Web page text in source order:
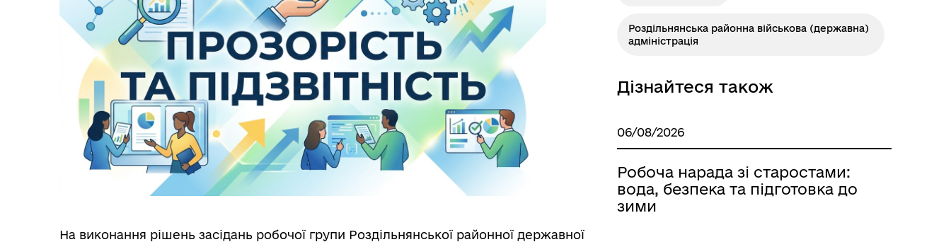
Трансляції Гендерна рівність
Книга пам'яті полеглих за
Україну
На виконання рішень засідань робочої групи Роздільнянської районної державної
Роздільнянська районна військова (державна)
адміністрація
Дізнайтеся також
06/08/2026
Робоча нарада зі старостами:
вода, безпека та підготовка до
зими